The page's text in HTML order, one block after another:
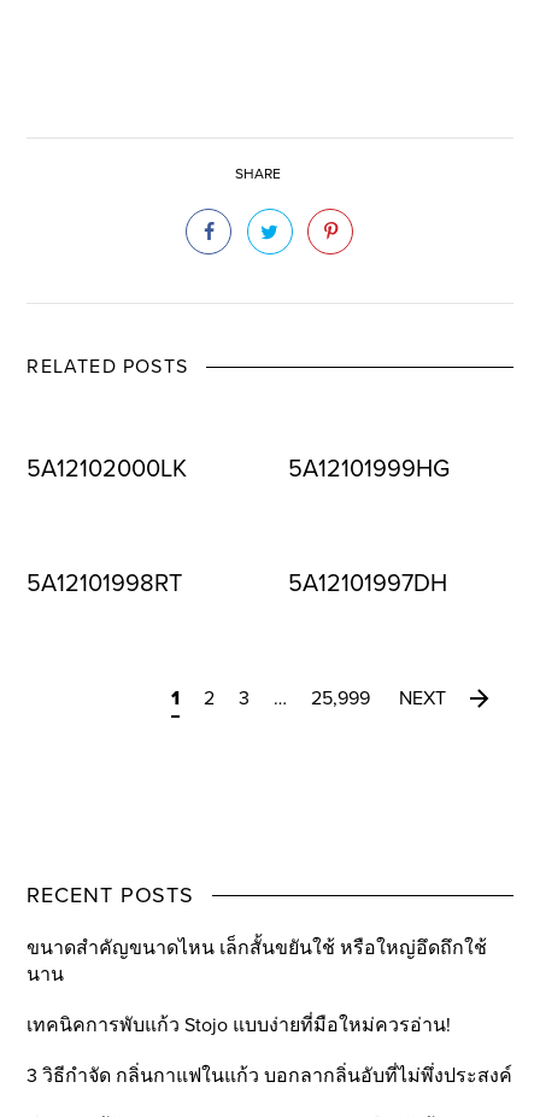
SHARE
RELATED POSTS
5A12102000LK 5A12101999HG
5A12101998RT 5A12101997DH
1 2 3 … 25,999 NEXT
RECENT POSTS
ขนาดสำคัญขนาดไหน เล็กสั้นขยันใช้ หรือใหญ่อึดถึกใช้
นาน
เทคนิคการพับแก้ว Stojo แบบง่ายที่มือใหม่ควรอ่าน!
3 วิธีกำจัด กลิ่นกาแฟในแก้ว บอกลากลิ่นอับที่ไม่พึ่งประสงค์